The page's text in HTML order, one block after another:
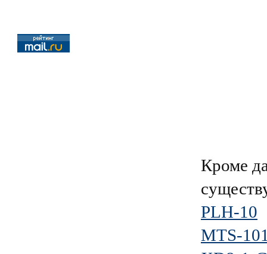
Кроме
PLH-10
MTS-